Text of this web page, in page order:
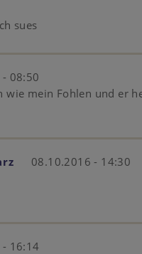
sues
08:50
wie mein Fohlen und er
08.10.2016 - 14:30
16:14